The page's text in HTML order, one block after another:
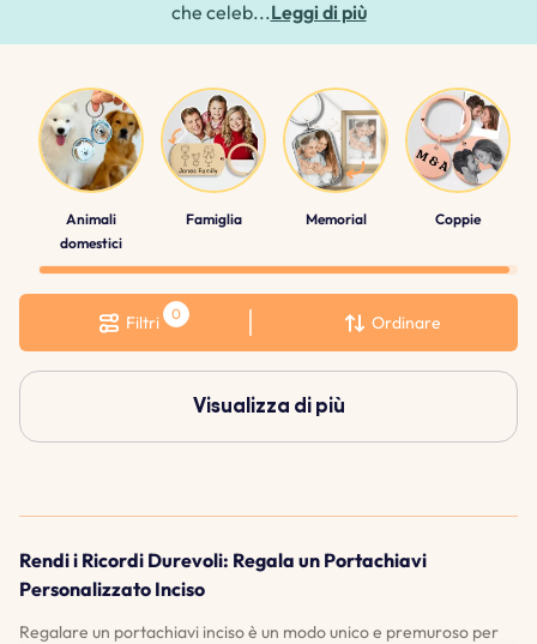
che celeb...Leggi di più
Animali
domestici
Famiglia Memorial Coppie
Filtri Ordinare
Visualizza di più
Rendi i Ricordi Durevoli: Regala un Portachiavi
Personalizzato Inciso
Regalare un portachiavi inciso è un modo unico e premuroso per